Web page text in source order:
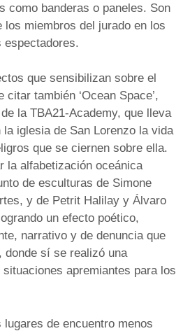
como banderas o paneles. Son
los miembros del jurado en los
espectadores.
que sensibilizan sobre el
citar también ‘Ocean Space’,
la TBA21-Academy, que lleva
iglesia de San Lorenzo la vida
que se ciernen sobre ella.
la alfabetización oceánica
de esculturas de Simone
y de Petrit Halilay y Álvaro
un efecto poético,
narrativo y de denuncia que
donde sí se realizó una
apremiantes para los
de encuentro menos